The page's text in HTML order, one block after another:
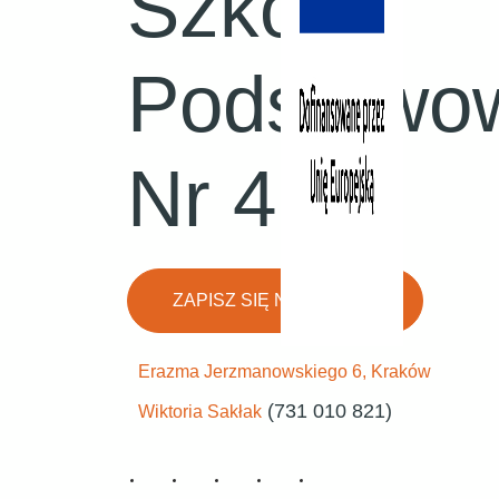
Nr 41
ZAPISZ SIĘ NA ZAJĘCIA
Erazma Jerzmanowskiego 6, Kraków
Wiktoria Sakłak (731 010 821)